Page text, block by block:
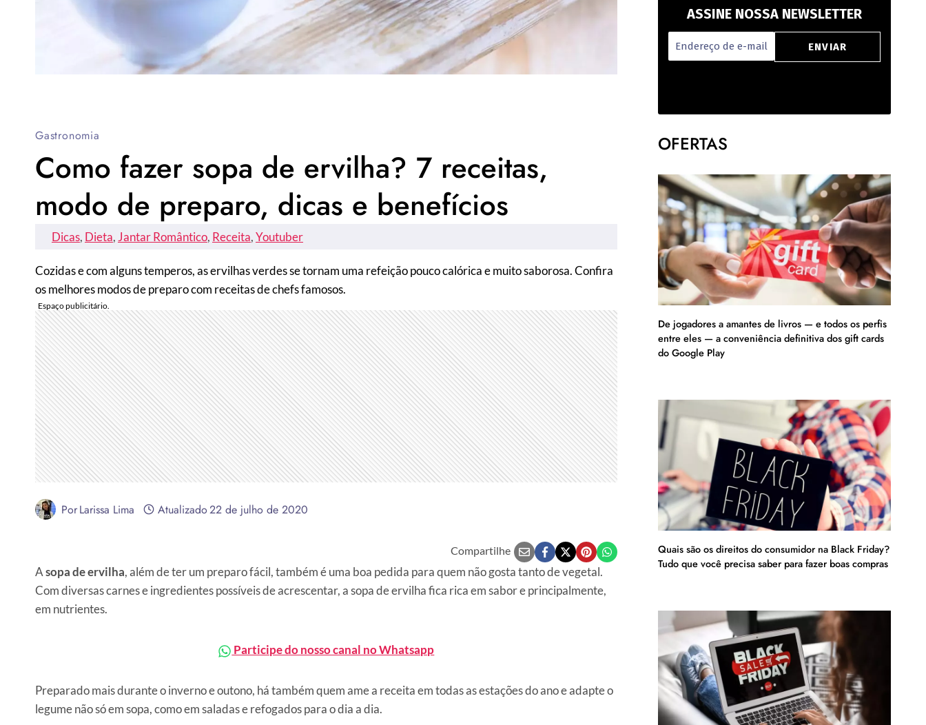
Gastronomia
Como fazer sopa de ervilha? 7 receitas,
modo de preparo, dicas e benefícios
Dicas, Dieta, Jantar Romântico, Receita, Youtuber
Cozidas e com alguns temperos, as ervilhas verdes se tornam uma refeição pouco calórica e muito saborosa. Confira
os melhores modos de preparo com receitas de chefs famosos.
PorLarissa Lima Atualizado22 de julho de 2020
Compartilhe
Asopa de ervilha, além de ter um preparo fácil, também é uma boa pedida para quem não gosta tanto de vegetal.
Com diversas carnes e ingredientes possíveis de acrescentar, a sopa de ervilha fica rica em sabor e principalmente,
em nutrientes.
Participe do nosso canal no Whatsapp
Preparado mais durante o inverno e outono, há também quem ame a receita em todas as estações do ano e adapte o
legume não só em sopa, como em saladas e refogados para o dia a dia.
ASSINE NOSSA NEWSLETTER
OFERTAS
De jogadores a amantes de livros — e todos os perfis
entre eles — a conveniência definitiva dos gift cards
do Google Play
Quais são os direitos do consumidor na Black Friday?
Tudo que você precisa saber para fazer boas compras